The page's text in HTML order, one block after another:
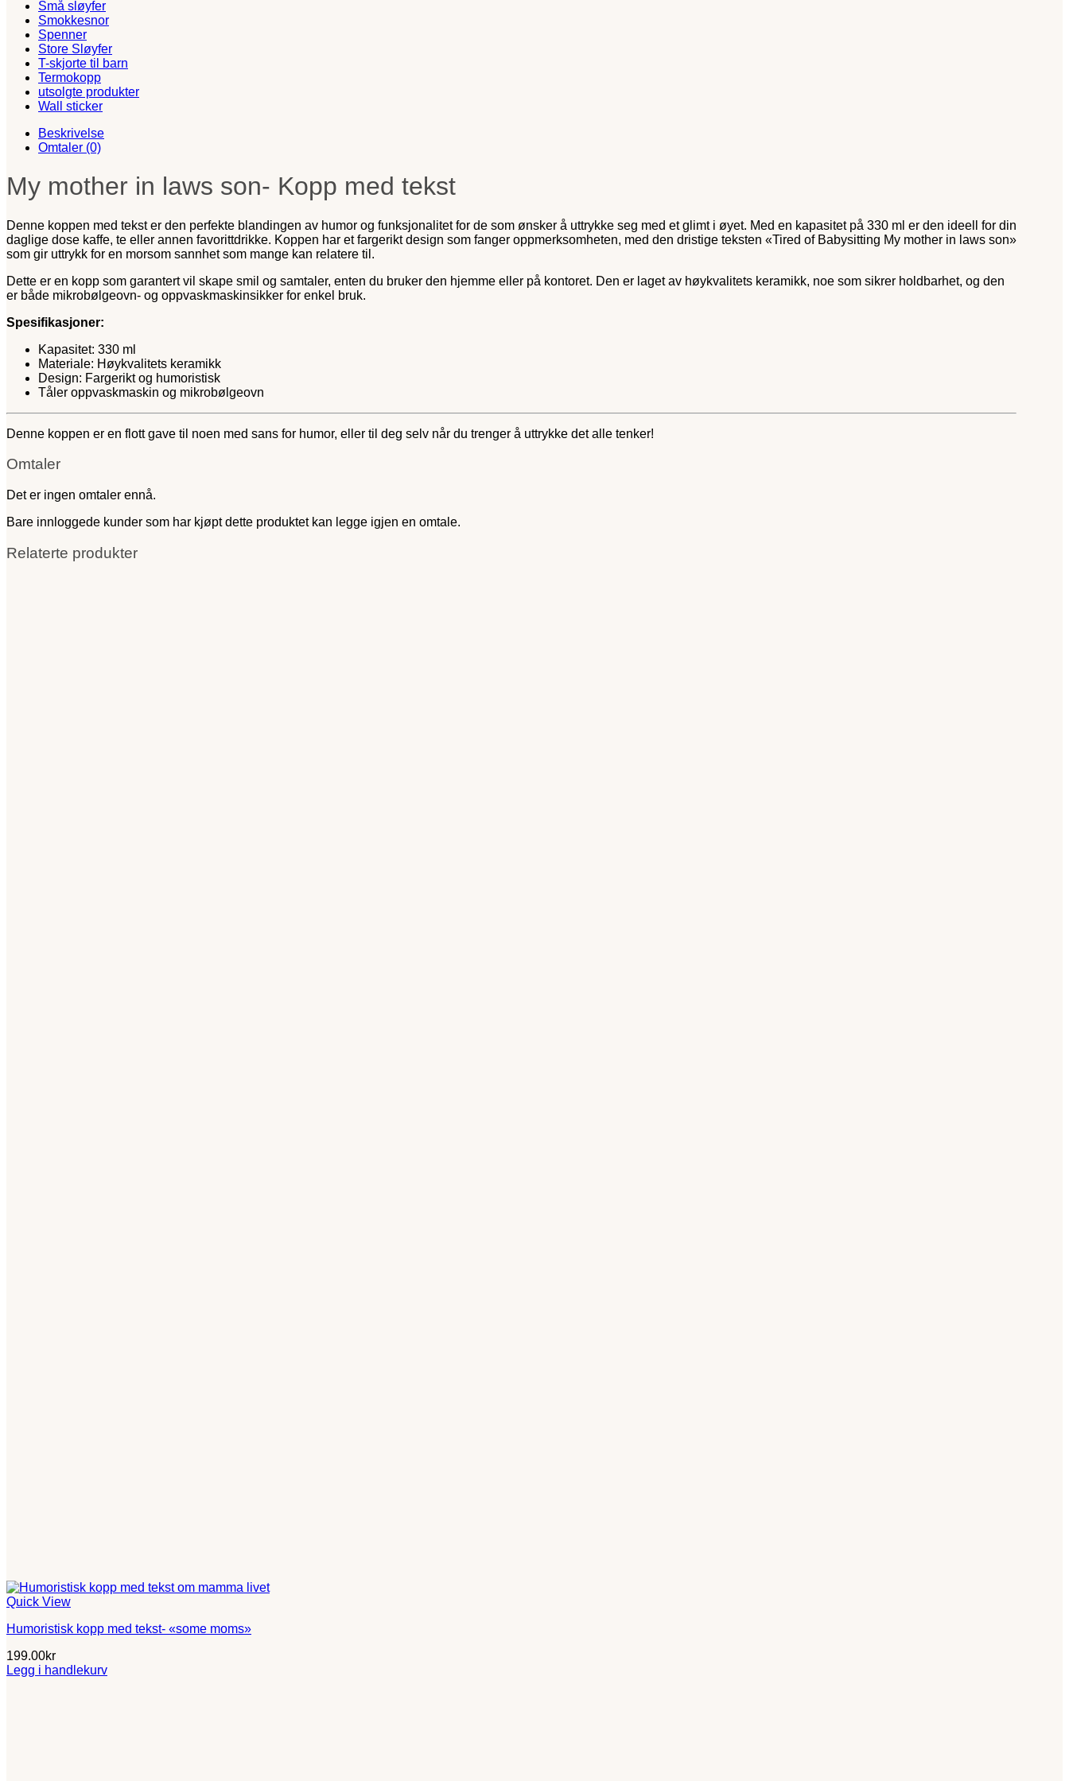
Små sløyfer
Smokkesnor
Spenner
Store Sløyfer
T-skjorte til barn
Termokopp
utsolgte produkter
Wall sticker
Beskrivelse
Omtaler (0)
My mother in laws son- Kopp med tekst
Denne koppen med tekst er den perfekte blandingen av humor og funksjonalitet for de som ønsker å uttrykke seg med et glimt i øyet. Med en kapasitet på 330 ml er den ideell for din
daglige dose kaffe, te eller annen favorittdrikke. Koppen har et fargerikt design som fanger oppmerksomheten, med den dristige teksten «Tired of Babysitting My mother in laws son»
som gir uttrykk for en morsom sannhet som mange kan relatere til.
Dette er en kopp som garantert vil skape smil og samtaler, enten du bruker den hjemme eller på kontoret. Den er laget av høykvalitets keramikk, noe som sikrer holdbarhet, og den
er både mikrobølgeovn- og oppvaskmaskinsikker for enkel bruk.
Spesifikasjoner:
Kapasitet: 330 ml
Materiale: Høykvalitets keramikk
Design: Fargerikt og humoristisk
Tåler oppvaskmaskin og mikrobølgeovn
Denne koppen er en flott gave til noen med sans for humor, eller til deg selv når du trenger å uttrykke det alle tenker!
Omtaler
Det er ingen omtaler ennå.
Bare innloggede kunder som har kjøpt dette produktet kan legge igjen en omtale.
Relaterte produkter
Quick View
Humoristisk kopp med tekst- «some moms»
199.00kr
Legg i handlekurv